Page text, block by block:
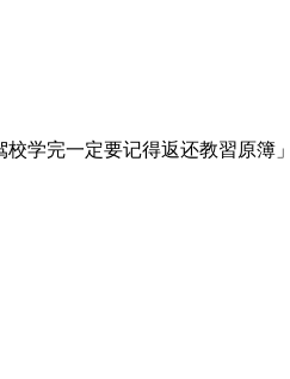
学完一定要记得返还教習原簿